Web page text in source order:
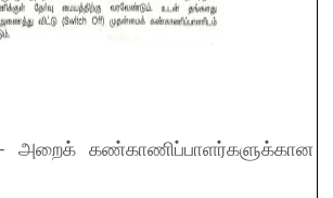
- அறைக் கண்காணிப்பாளர்களுக்கான